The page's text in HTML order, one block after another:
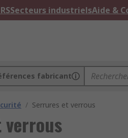
Secteurs industrielsAide &
fabricant
/ Serrures et verrous